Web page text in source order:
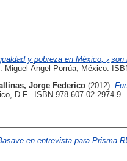
y pobreza en México, ¿son
Ángel Porrúa, México.
Jorge Federico (2012):
D.F.. ISBN 978-607-02-2974-9
en entrevista para Prisma